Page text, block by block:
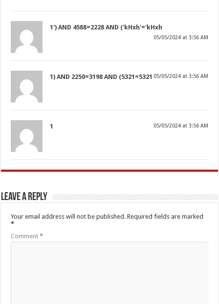
1') AND 4588=2228 AND ('kHxh'='kHxh
05/05/2024 at 3:56 AM
1) AND 2250=3198 AND (5321=5321 05/05/2024 at 3:56 AM
1 05/05/2024 at 3:56 AM
Leave a Reply
Your email address will not be published. Required fields are marked
*
Comment*